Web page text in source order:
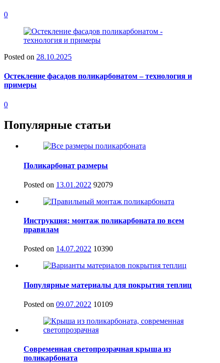
0
Posted on 28.10.2025
Остекление фасадов поликарбонатом – технология и
примеры
0
Популярные статьи
Поликарбонат размеры
Posted on 13.01.2022 92079
Инструкция: монтаж поликарбоната по всем
правилам
Posted on 14.07.2022 10390
Популярные материалы для покрытия теплиц
Posted on 09.07.2022 10109
Современная светопрозрачная крыша из
поликарбоната